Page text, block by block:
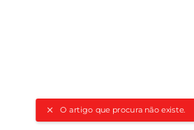
O artigo que procura não existe.